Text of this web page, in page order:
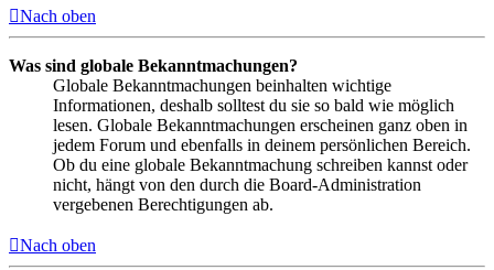
Nach oben
Was sind globale Bekanntmachungen?
Globale Bekanntmachungen beinhalten wichtige
Informationen, deshalb solltest du sie so bald wie möglich
lesen. Globale Bekanntmachungen erscheinen ganz oben in
jedem Forum und ebenfalls in deinem persönlichen Bereich.
Ob du eine globale Bekanntmachung schreiben kannst oder
nicht, hängt von den durch die Board-Administration
vergebenen Berechtigungen ab.
Nach oben